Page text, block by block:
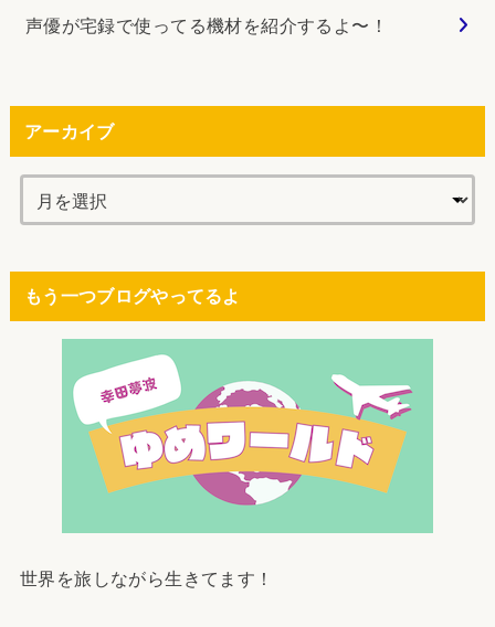
声優が宅録で使ってる機材を紹介するよ〜！
アーカイブ
もう一つブログやってるよ
世界を旅しながら生きてます！